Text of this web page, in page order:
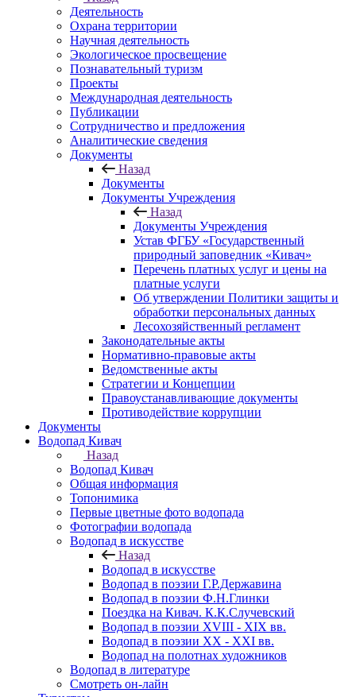
Деятельность
Охрана территории
Научная деятельность
Экологическое просвещение
Познавательный туризм
Проекты
Международная деятельность
Публикации
Сотрудничество и предложения
Аналитические сведения
Документы
Назад
Документы
Документы Учреждения
Назад
Документы Учреждения
Устав ФГБУ «Государственный
природный заповедник «Кивач»
Перечень платных услуг и цены на
платные услуги
Об утверждении Политики защиты и
обработки персональных данных
Лесохозяйственный регламент
Законодательные акты
Нормативно-правовые акты
Ведомственные акты
Стратегии и Концепции
Правоустанавливающие документы
Противодействие коррупции
Документы
Водопад Кивач
Назад
Водопад Кивач
Общая информация
Топонимика
Первые цветные фото водопада
Фотографии водопада
Водопад в искусстве
Назад
Водопад в искусстве
Водопад в поэзии Г.Р.Державина
Водопад в поэзии Ф.Н.Глинки
Поездка на Кивач. К.К.Случевский
Водопад в поэзии XVIII - XIX вв.
Водопад в поэзии XX - XXI вв.
Водопад на полотнах художников
Водопад в литературе
Смотреть он-лайн